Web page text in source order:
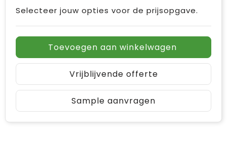
Selecteer jouw opties voor de prijsopgave.
Toevoegen aan winkelwagen
Vrijblijvende offerte
Sample aanvragen